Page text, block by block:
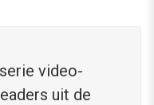
video-
uit de